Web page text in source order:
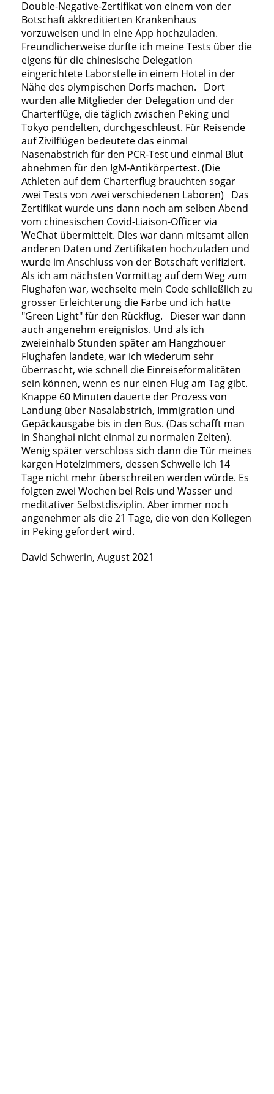
Double-Negative-Zertifikat von einem von der
Botschaft akkreditierten Krankenhaus
vorzuweisen und in eine App hochzuladen.
Freundlicherweise durfte ich meine Tests über die
eigens für die chinesische Delegation
eingerichtete Laborstelle in einem Hotel in der
Nähe des olympischen Dorfs machen. Dort
wurden alle Mitglieder der Delegation und der
Charterflüge, die täglich zwischen Peking und
Tokyo pendelten, durchgeschleust. Für Reisende
auf Zivilflügen bedeutete das einmal
Nasenabstrich für den PCR-Test und einmal Blut
abnehmen für den IgM-Antikörpertest. (Die
Athleten auf dem Charterflug brauchten sogar
zwei Tests von zwei verschiedenen Laboren) Das
Zertifikat wurde uns dann noch am selben Abend
vom chinesischen Covid-Liaison-Officer via
WeChat übermittelt. Dies war dann mitsamt allen
anderen Daten und Zertifikaten hochzuladen und
wurde im Anschluss von der Botschaft verifiziert.
Als ich am nächsten Vormittag auf dem Weg zum
Flughafen war, wechselte mein Code schließlich zu
grosser Erleichterung die Farbe und ich hatte
"Green Light" für den Rückflug. Dieser war dann
auch angenehm ereignislos. Und als ich
zweieinhalb Stunden später am Hangzhouer
Flughafen landete, war ich wiederum sehr
überrascht, wie schnell die Einreiseformalitäten
sein können, wenn es nur einen Flug am Tag gibt.
Knappe 60 Minuten dauerte der Prozess von
Landung über Nasalabstrich, Immigration und
Gepäckausgabe bis in den Bus. (Das schafft man
in Shanghai nicht einmal zu normalen Zeiten).
Wenig später verschloss sich dann die Tür meines
kargen Hotelzimmers, dessen Schwelle ich 14
Tage nicht mehr überschreiten werden würde. Es
folgten zwei Wochen bei Reis und Wasser und
meditativer Selbstdisziplin. Aber immer noch
angenehmer als die 21 Tage, die von den Kollegen
in Peking gefordert wird.
David Schwerin, August 2021